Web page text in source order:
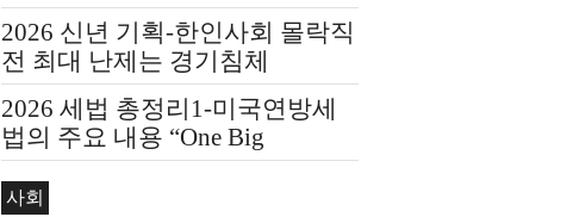
2026 신년 기획-한인사회 몰락직
전 최대 난제는 경기침체
2026 세법 총정리1-미국연방세
법의 주요 내용 “One Big
Beautiful Bill Act(OBBBA)”
사회